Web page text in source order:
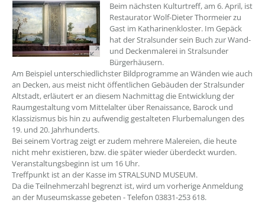
Beim nächsten Kulturtreff, am 6. April, ist
Restaurator Wolf-Dieter Thormeier zu
Gast im Katharinenkloster. Im Gepäck
hat der Stralsunder sein Buch zur Wand-
und Deckenmalerei in Stralsunder
Bürgerhäusern.
Am Beispiel unterschiedlichster Bildprogramme an Wänden wie auch
an Decken, aus meist nicht öffentlichen Gebäuden der Stralsunder
Altstadt, erläutert er an diesem Nachmittag die Entwicklung der
Raumgestaltung vom Mittelalter über Renaissance, Barock und
Klassizismus bis hin zu aufwendig gestalteten Flurbemalungen des
19. und 20. Jahrhunderts.
Bei seinem Vortrag zeigt er zudem mehrere Malereien, die heute
nicht mehr existieren, bzw. die später wieder überdeckt wurden.
Veranstaltungsbeginn ist um 16 Uhr.
Treffpunkt ist an der Kasse im STRALSUND MUSEUM.
Da die Teilnehmerzahl begrenzt ist, wird um vorherige Anmeldung
an der Museumskasse gebeten - Telefon 03831-253 618.